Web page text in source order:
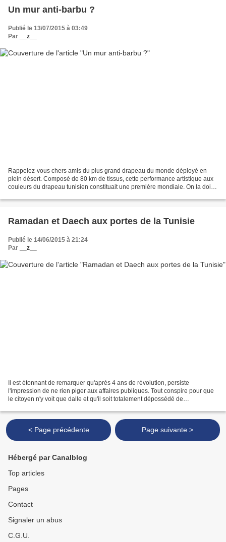
Un mur anti-barbu ?
Publié le 13/07/2015 à 03:49
Par
__z__
Rappelez-vous chers amis du plus grand drapeau du monde déployé en
plein désert. Composé de 80 km de tissus, cette performance artistique aux
couleurs du drapeau tunisien constituait une première mondiale. On la doit
Ramadan et Daech aux portes de la Tunisie
Publié le 14/06/2015 à 21:24
Par
__z__
Il est étonnant de remarquer qu'après 4 ans de révolution, persiste
l'impression de ne rien piger aux affaires publiques. Tout conspire pour que
le citoyen n'y voit que dalle et qu'il soit totalement dépossédé de
< Page précédente Page suivante >
Hébergé par Canalblog
Top articles
Pages
Contact
Signaler un abus
C.G.U.